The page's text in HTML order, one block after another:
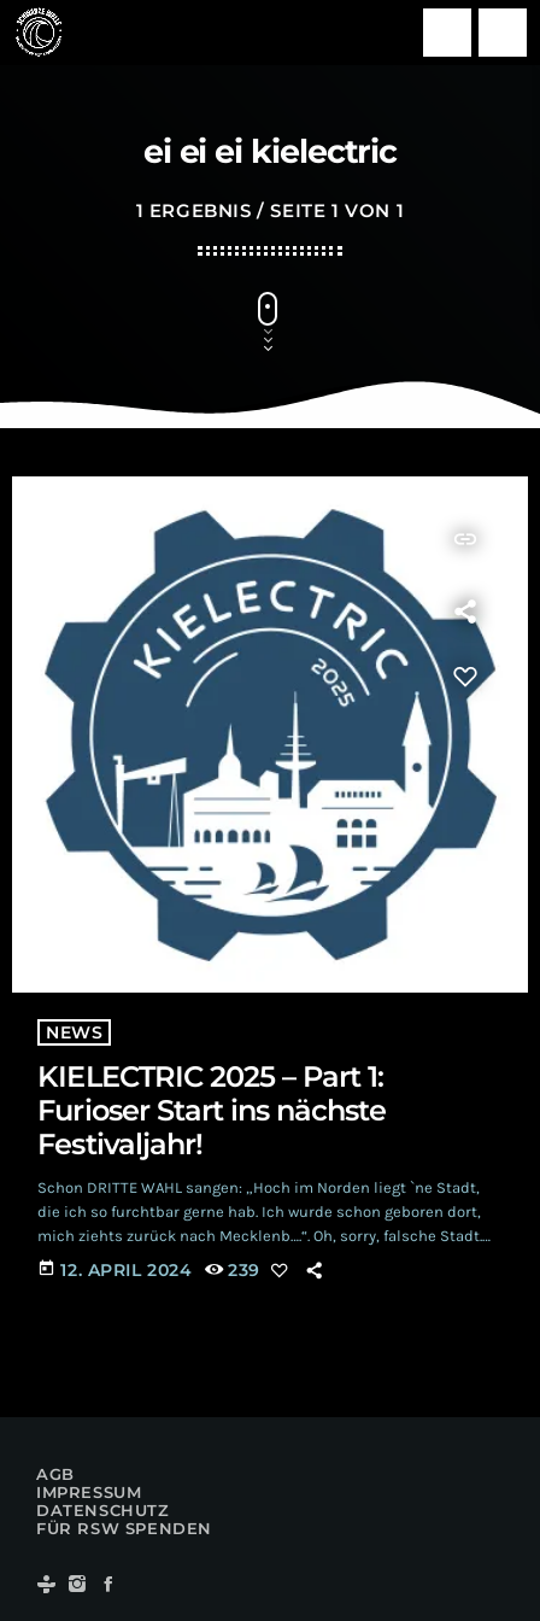
ei ei ei kielectric
1 ERGEBNIS / SEITE 1 VON 1
insert_link
NEWS
KIELECTRIC 2025 – Part 1:
Furioser Start ins nächste
Festivaljahr!
Schon DRITTE WAHL sangen: „Hoch im Norden liegt `ne Stadt,
die ich so furchtbar gerne hab. Ich wurde schon geboren dort,
mich ziehts zurück nach Mecklenb….“. Oh, sorry, falsche Stadt.
Aber Kiel ist auch schön und insbesondere das KIELECTRIC ist
gar wunderhübsch! Wir haben dieses junge Festival ja schon
today 12. APRIL 2024 239
AGB
IMPRESSUM
DATENSCHUTZ
FÜR RSW SPENDEN